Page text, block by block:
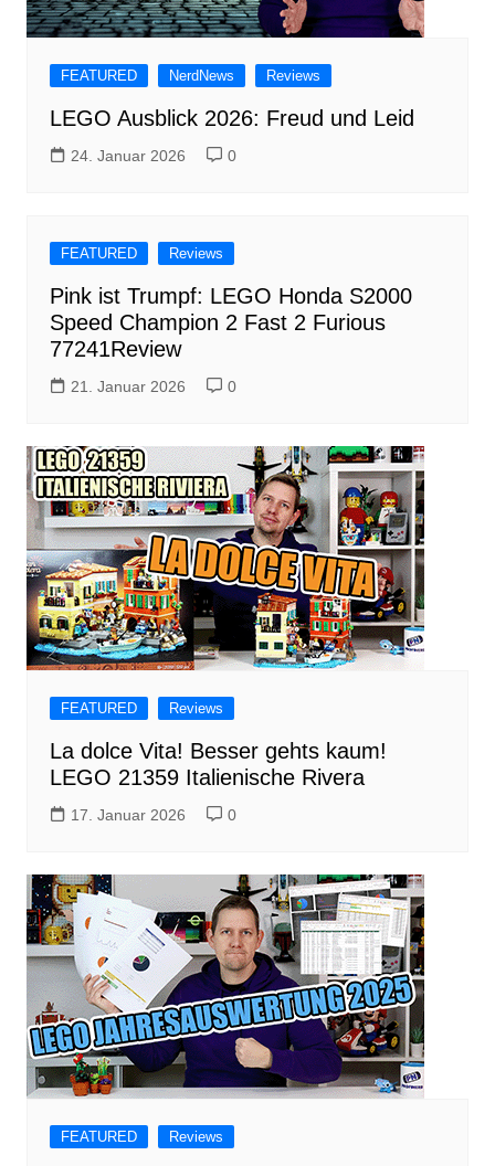
FEATURED NerdNews Reviews
LEGO Ausblick 2026: Freud und Leid
24. Januar 2026 0
FEATURED Reviews
Pink ist Trumpf: LEGO Honda S2000
Speed Champion 2 Fast 2 Furious
77241Review
21. Januar 2026 0
FEATURED Reviews
La dolce Vita! Besser gehts kaum!
LEGO 21359 Italienische Rivera
17. Januar 2026 0
FEATURED Reviews